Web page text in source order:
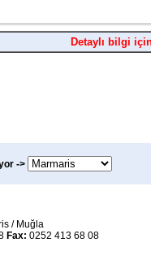
Detaylı bilgi
->
/ Muğla
Fax: 0252 413 68 08